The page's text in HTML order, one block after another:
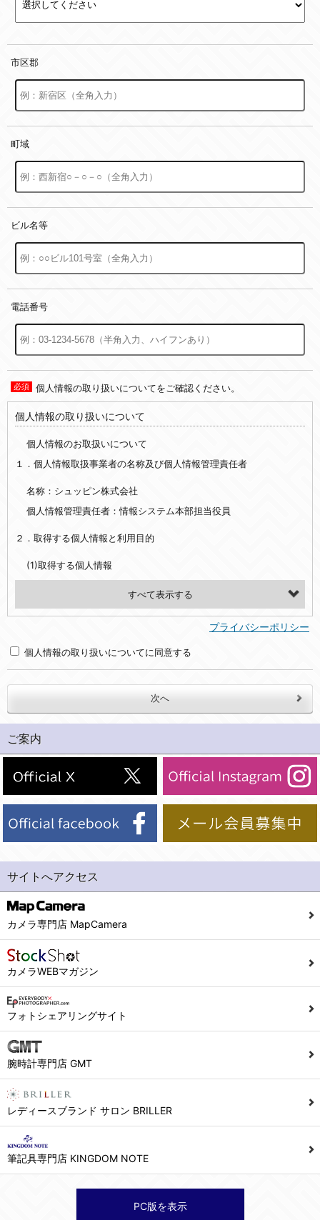
市区郡
町域
ビル名等
電話番号
個人情報の取り扱いについてをご確認ください。
個人情報の取り扱いについて
個人情報のお取扱いについて
１．個人情報取扱事業者の名称及び個人情報管理責任者
名称：シュッピン株式会社
個人情報管理責任者：情報システム本部担当役員
２．取得する個人情報と利用目的
(1)取得する個人情報
(2)利用目的
・お問合せへの対応のため
(2)法令等により開示を求められた場合。
(5)業務を円滑に進めるために、外部業者に個人データの一部又は全部の処理を委託する場合（ただし、委託する場合は委託した個人データの安全管理が図られるように、委託先に対する必要かつ適切な監督を行ないます）。
当社への個人情報の提供はお客様の任意ですが、必要な個人情報をご提供いただけない場合、当社のサービス等が利用できない場合がありますのでご了承下さい。
５．ご本人が容易に知覚できない方法による個人情報の取得
６．個人情報に関するお問合せ対応
(1)当社は、当社の保有する個人データに関し、ご本人から利用目的の通知，開示，内容の訂正，追加又は削除，利用の停止，消去及び第三者への提供の停止の請求などがあれば、ご本人の確認をさせていただいた上で、速やかに対応します。また当社の個人情報の取り扱いに関するご質問、ご相談にも対応いたします。尚、シュッピン会員のお客様は、当社が保有する個人データの削除を要求する権利があります。
(2)当社の個人情報に関するお問合せは、以下の窓口で承ります。お問合せの内容により必要な書類提出や質問へのご回答をお願いすることがあります。
シュッピン株式会社 個人情報相談窓口
Mail：privacy@syuppin.com (受付)
プライバシーポリシー
個人情報の取り扱いについてに同意する
ご案内
サイトへアクセス
カメラ専門店 MapCamera
カメラWEBマガジン
フォトシェアリングサイト
腕時計専門店 GMT
レディースブランド サロン BRILLER
筆記具専門店 KINGDOM NOTE
PC版を表示